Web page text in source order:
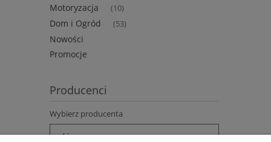
Motoryzacja (10)
Dom i Ogród (53)
Nowości
Promocje
Producenci
Wybierz producenta